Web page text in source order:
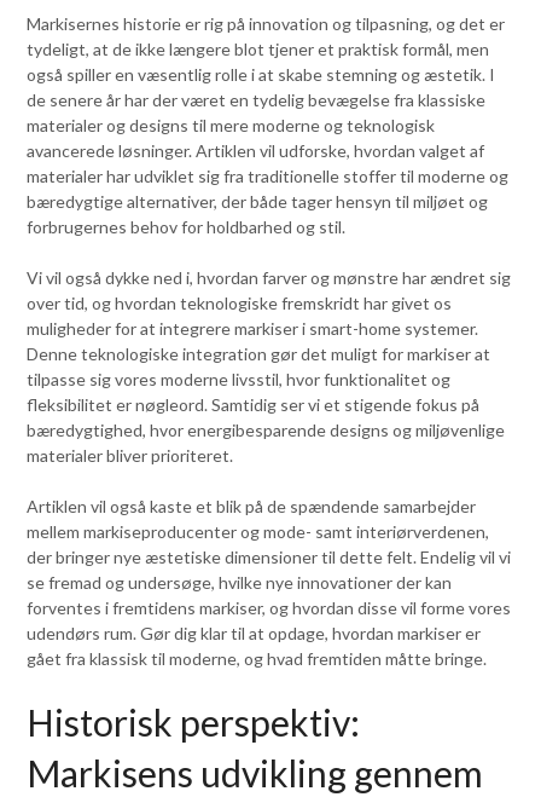
Markisernes historie er rig på innovation og tilpasning, og det er
tydeligt, at de ikke længere blot tjener et praktisk formål, men
også spiller en væsentlig rolle i at skabe stemning og æstetik. I
de senere år har der været en tydelig bevægelse fra klassiske
materialer og designs til mere moderne og teknologisk
avancerede løsninger. Artiklen vil udforske, hvordan valget af
materialer har udviklet sig fra traditionelle stoffer til moderne og
bæredygtige alternativer, der både tager hensyn til miljøet og
forbrugernes behov for holdbarhed og stil.
Vi vil også dykke ned i, hvordan farver og mønstre har ændret sig
over tid, og hvordan teknologiske fremskridt har givet os
muligheder for at integrere markiser i smart-home systemer.
Denne teknologiske integration gør det muligt for markiser at
tilpasse sig vores moderne livsstil, hvor funktionalitet og
fleksibilitet er nøgleord. Samtidig ser vi et stigende fokus på
bæredygtighed, hvor energibesparende designs og miljøvenlige
materialer bliver prioriteret.
Artiklen vil også kaste et blik på de spændende samarbejder
mellem markiseproducenter og mode- samt interiørverdenen,
der bringer nye æstetiske dimensioner til dette felt. Endelig vil vi
se fremad og undersøge, hvilke nye innovationer der kan
forventes i fremtidens markiser, og hvordan disse vil forme vores
udendørs rum. Gør dig klar til at opdage, hvordan markiser er
gået fra klassisk til moderne, og hvad fremtiden måtte bringe.
Historisk perspektiv:
Markisens udvikling gennem